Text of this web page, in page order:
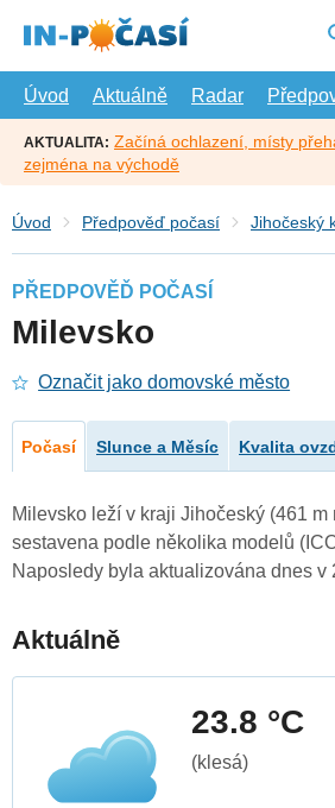
hlavní
Úvod
Aktuálně Radar
AKTUALITA: Začíná ochlazení, místy
zejména na východě
Úvod Předpověď počasí Jihočeský
PŘEDPOVĚĎ POČASÍ
Milevsko
Označit jako domovské město
Počasí Slunce a Měsíc Kvalita
Milevsko leží v kraji Jihočeský (461 m
sestavena podle několika modelů
Naposledy byla aktualizována dnes v
Aktuálně
23.8 °C
(klesá)